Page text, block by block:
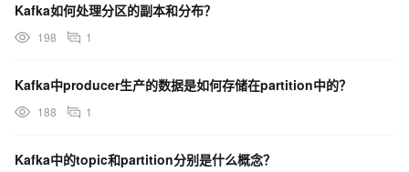
Kafka如何处理分区的副本和分布？
198 1
Kafka中producer生产的数据是如何存储在partition中的？
188 1
Kafka中的topic和partition分别是什么概念？